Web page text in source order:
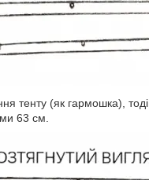
тенту (як гармошка),
63 см.